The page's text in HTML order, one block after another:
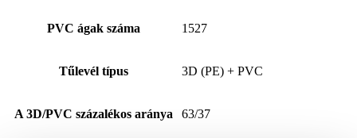
PVC ágak száma 1527
Tűlevél típus 3D (PE) + PVC
A 3D/PVC százalékos aránya 63/37